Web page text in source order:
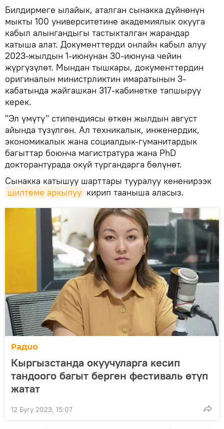
Билдирмеге ылайык, аталган сынакка дүйнөнүн
мыкты 100 университетине академиялык окууга
кабыл алынгандыгы тастыкталган жарандар
катыша алат. Документтерди онлайн кабыл алуу
2023-жылдын 1-июнунан 30-июнуна чейин
жүргүзүлөт. Мындан тышкары, документтердин
оригиналын министрликтин имаратынын 3-
кабатында жайгашкан 317-кабинетке тапшыруу
керек.
"Эл үмүтү" стипендиясы өткөн жылдын август
айында түзүлгөн. Ал техникалык, инженердик,
экономикалык жана социалдык-гуманитардык
багыттар боюнча магистратура жана PhD
докторантурада окуй тургандарга бөлүнөт.
Сынакка катышуу шарттары тууралуу кененирээк
шилтеме аркылуу кирип тааныша аласыз.
Радио
Кыргызстанда окуучуларга кесип
тандоого багыт берген фестиваль өтүп
жатат
12 Бугу 2023, 15:07